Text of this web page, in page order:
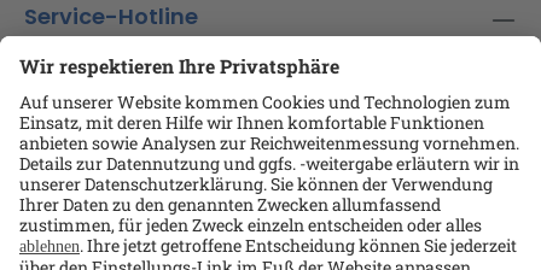
Service-Hotline
Shop-Service
Informationen